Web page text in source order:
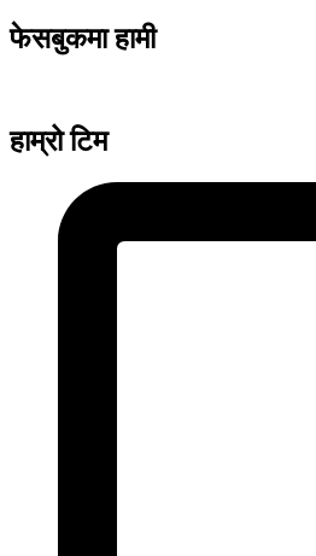
फेसबुकमा हामी
हाम्रो टिम